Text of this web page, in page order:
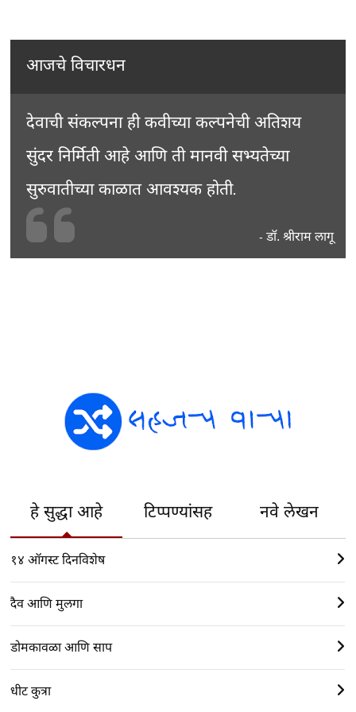
आजचे विचारधन
देवाची संकल्पना ही कवीच्या कल्पनेची अतिशय
सुंदर निर्मिती आहे आणि ती मानवी सभ्यतेच्या
सुरुवातीच्या काळात आवश्यक होती.
- डॉ. श्रीराम लागू
हे सुद्धा आहे टिप्पण्यांसह नवे लेखन
१४ ऑगस्ट दिनविशेष
दैव आणि मुलगा
डोमकावळा आणि साप
धीट कुत्रा